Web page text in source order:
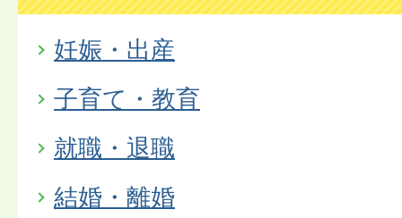
妊娠・出産
子育て・教育
就職・退職
結婚・離婚